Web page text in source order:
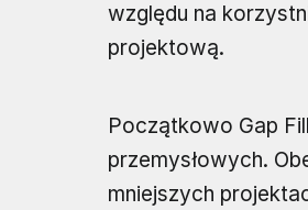
względu na
projektową.
Początkowo Gap
przemysłowych.
mniejszych